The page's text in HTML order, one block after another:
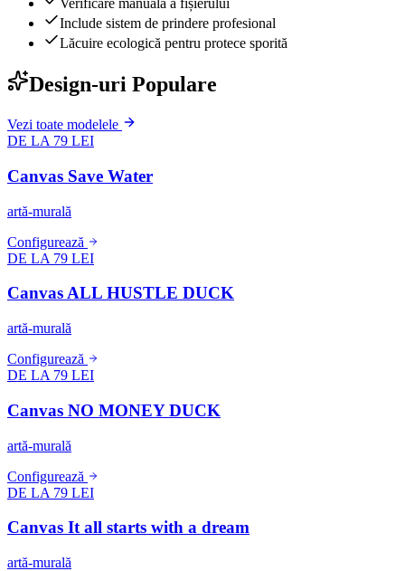
Verificare manuală a fișierului
Include sistem de prindere profesional
Lăcuire ecologică pentru protece sporită
Design-uri Populare
Vezi toate modelele
DE LA 79 LEI
Canvas Save Water
artă-murală
Configurează
DE LA 79 LEI
Canvas ALL HUSTLE DUCK
artă-murală
Configurează
DE LA 79 LEI
Canvas NO MONEY DUCK
artă-murală
Configurează
DE LA 79 LEI
Canvas It all starts with a dream
artă-murală